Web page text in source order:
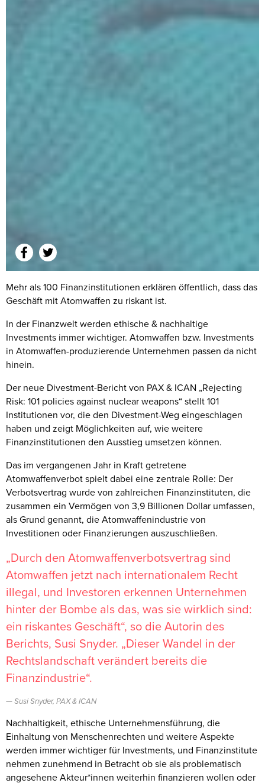
Mehr als 100 Finanzinstitutionen erklären öffentlich, dass das
Geschäft mit Atomwaffen zu riskant ist.
In der Finanzwelt werden ethische & nachhaltige
Investments immer wichtiger. Atomwaffen bzw. Investments
in Atomwaffen-produzierende Unternehmen passen da nicht
hinein.
Der neue Divestment-Bericht von PAX & ICAN „Rejecting
Risk: 101 policies against nuclear weapons“ stellt 101
Institutionen vor, die den Divestment-Weg eingeschlagen
haben und zeigt Möglichkeiten auf, wie weitere
Finanzinstitutionen den Ausstieg umsetzen können.
Das im vergangenen Jahr in Kraft getretene
Atomwaffenverbot spielt dabei eine zentrale Rolle: Der
Verbotsvertrag wurde von zahlreichen Finanzinstituten, die
zusammen ein Vermögen von 3,9 Billionen Dollar umfassen,
als Grund genannt, die Atomwaffenindustrie von
Investitionen oder Finanzierungen auszuschließen.
„Durch den Atomwaffenverbotsvertrag sind
Atomwaffen jetzt nach internationalem Recht
illegal, und Investoren erkennen Unternehmen
hinter der Bombe als das, was sie wirklich sind:
ein riskantes Geschäft“, so die Autorin des
Berichts, Susi Snyder. „Dieser Wandel in der
Rechtslandschaft verändert bereits die
Finanzindustrie“.
Susi Snyder, PAX & ICAN
Nachhaltigkeit, ethische Unternehmensführung, die
Einhaltung von Menschenrechten und weitere Aspekte
werden immer wichtiger für Investments, und Finanzinstitute
nehmen zunehmend in Betracht ob sie als problematisch
angesehene Akteur*innen weiterhin finanzieren wollen oder